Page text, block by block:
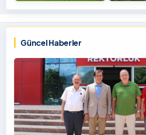
İçin
Tıklayınız
Güncel Haberler